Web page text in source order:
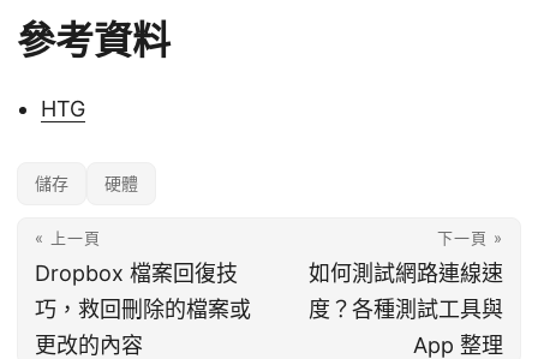
參考資料
HTG
儲存 硬體
« 上一頁
Dropbox 檔案回復技
巧，救回刪除的檔案或
更改的內容
下一頁 »
如何測試網路連線速
度？各種測試工具與
App 整理